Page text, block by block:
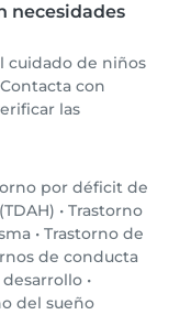
necesidades
cuidado de niños
con
las
por déficit de
• Trastorno
• Trastorno de
de conducta
•
del sueño